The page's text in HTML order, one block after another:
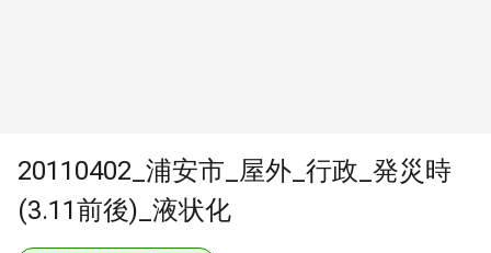
20110402_浦安市_屋外_行政_発災時
(3.11前後)_液状化